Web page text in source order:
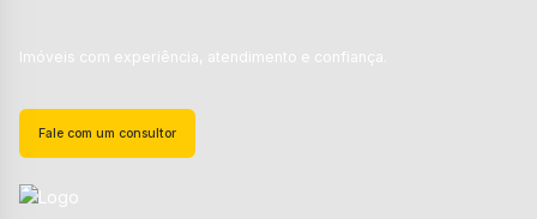
Imóveis com experiência, atendimento e confiança.
Fale com um consultor